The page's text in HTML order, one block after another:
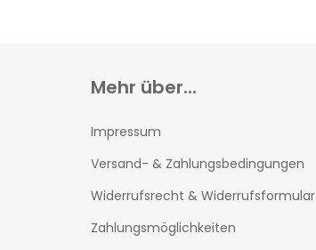
Mehr über...
Impressum
Versand- & Zahlungsbedingungen
Widerrufsrecht & Widerrufsformular
Zahlungsmöglichkeiten